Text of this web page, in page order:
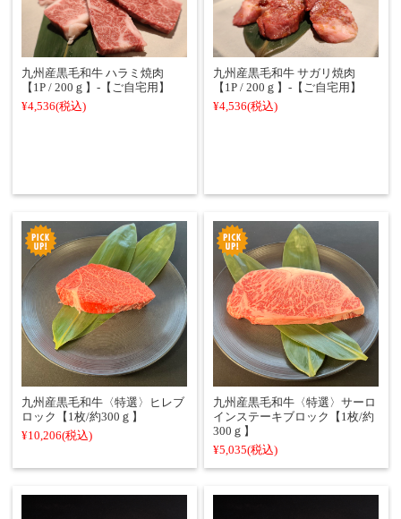
九州産黒毛和牛 ハラミ焼肉
【1P / 200ｇ】‐【ご自宅用】
¥4,536(税込)
九州産黒毛和牛 サガリ焼肉
【1P / 200ｇ】‐【ご自宅用】
¥4,536(税込)
九州産黒毛和牛〈特選〉ヒレブ
ロック【1枚/約300ｇ】
¥10,206(税込)
九州産黒毛和牛〈特選〉サーロ
インステーキブロック【1枚/約
300ｇ】
¥5,035(税込)